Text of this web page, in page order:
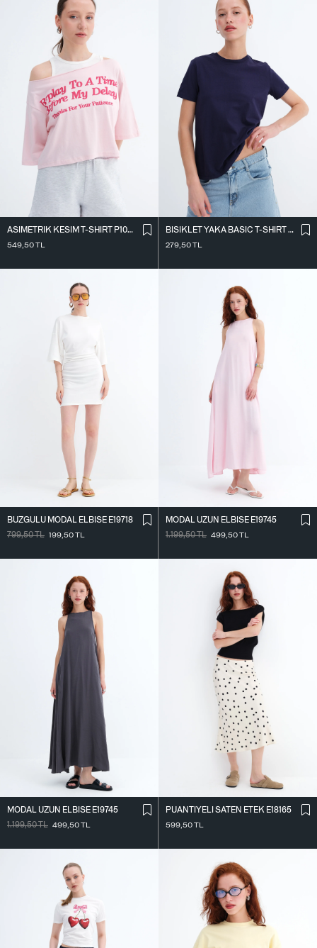
ASIMETRIK KESIM T-SHIRT P10719
549,50TL
BISIKLET YAKA BASIC T-SHIRT P4322-1
279,50TL
BÜZGÜLÜ MODAL ELBISE E19718
799,50TL 199,50TL
MODAL UZUN ELBISE E19745
1.199,50TL 499,50TL
MODAL UZUN ELBISE E19745
1.199,50TL 499,50TL
PUANTIYELI SATEN ETEK E18165
599,50TL